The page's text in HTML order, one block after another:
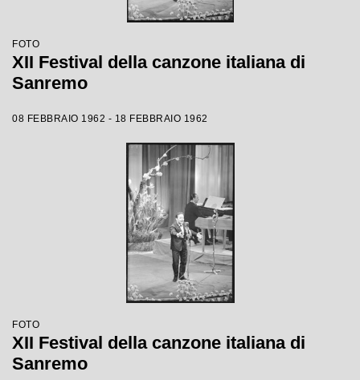
FOTO
XII Festival della canzone italiana di
Sanremo
08 FEBBRAIO 1962 - 18 FEBBRAIO 1962
FOTO
XII Festival della canzone italiana di
Sanremo